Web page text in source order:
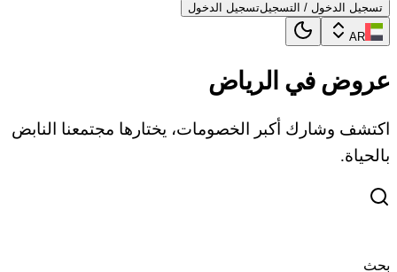
تسجيل الدخول / التسجيلتسجيل الدخول
AR
عروض في الرياض
اكتشف وشارك أكبر الخصومات، يختارها مجتمعنا النابض
بالحياة.
بحث